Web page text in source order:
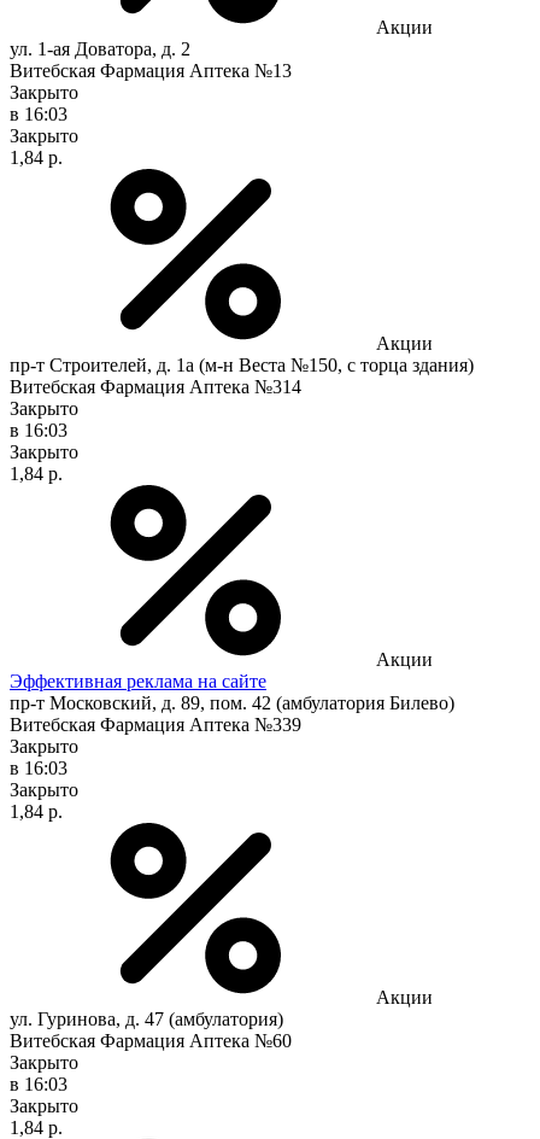
Акции
ул. 1-ая Доватора, д. 2
Витебская Фармация Аптека №13
Закрыто
в 16:03
Закрыто
1,84 р.
Акции
пр-т Строителей, д. 1а (м-н Веста №150, с торца здания)
Витебская Фармация Аптека №314
Закрыто
в 16:03
Закрыто
1,84 р.
Акции
Эффективная реклама на сайте
пр-т Московский, д. 89, пом. 42 (амбулатория Билево)
Витебская Фармация Аптека №339
Закрыто
в 16:03
Закрыто
1,84 р.
Акции
ул. Гуринова, д. 47 (амбулатория)
Витебская Фармация Аптека №60
Закрыто
в 16:03
Закрыто
1,84 р.